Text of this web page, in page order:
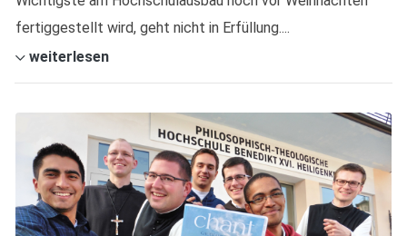
fertiggestellt wird, geht nicht in Erfüllung....
weiterlesen